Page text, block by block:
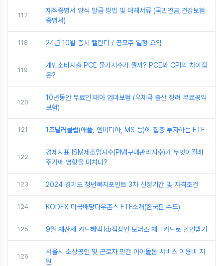
117
재직증명서 양식 발급 방법 및 대체서류 (국민연금,건강보험
증명서)
118 24년 10월 증시 캘린더 / 공모주 일정 요약
119
개인소비지출 PCE 물가지수가 뭘까? PCE와 CPI의 차이점
은?
120
10년동안 무료인 태아 엄마보험 (우체국 출산 장려 무료공익
보험)
121 1조달러클럽(애플, 엔비디아, MS 등)에 집중 투자하는 ETF
122
경제지표 ISM제조업지수(PMI구매관리지수)가 무엇이길래
주가에 영향을 미치나?
123 2024 경기도 청년복지포인트 3차 신청기간 및 자격조건
124 KODEX 미국배당다우존스 ETF소개(한국판 슈드)
125 9월 재산세 카드혜택 kb직장인 보너스 체크카드로 할인받기
126
서울시 소상공인 및 근로자 민간 아이돌봄 서비스 이용비 지
원